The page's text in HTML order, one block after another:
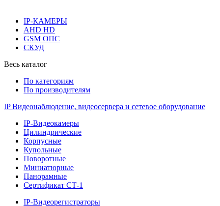
IP-КАМЕРЫ
AHD HD
GSM ОПС
СКУД
Весь каталог
По категориям
По производителям
IP Видеонаблюдение, видеосервера и сетевое оборудование
IP-Видеокамеры
Цилиндрические
Корпусные
Купольные
Поворотные
Миниатюрные
Панорамные
Сертификат СТ-1
IP-Видеорегистраторы